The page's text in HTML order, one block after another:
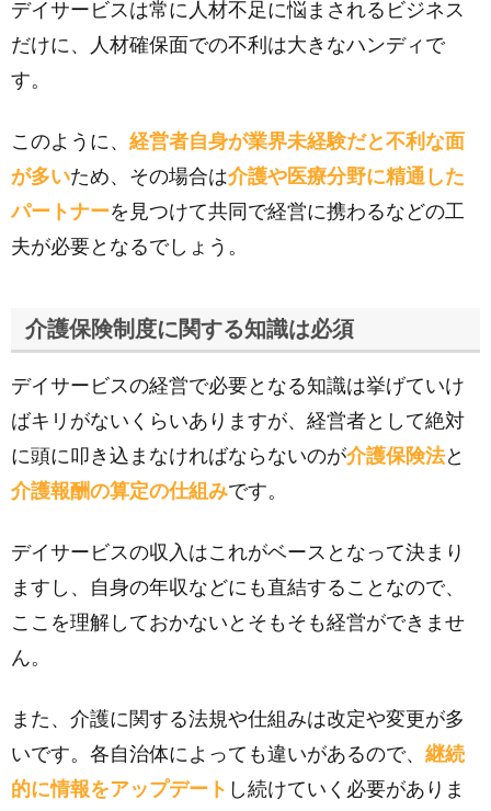
デイサービスは常に人材不足に悩まされるビジネス
だけに、人材確保面での不利は大きなハンディで
す。
このように、 経営者自身が業界未経験だと不利な面
が多いため、その場合は介護や医療分野に精通した
パートナーを見つけて共同で経営に携わるなどの工
夫が必要となるでしょう。
介護保険制度に関する知識は必須
デイサービスの経営で必要となる知識は挙げていけ
ばキリがないくらいありますが、経営者として絶対
に頭に叩き込まなければならないのが介護保険法と
介護報酬の算定の仕組みです。
デイサービスの収入はこれがベースとなって決まり
ますし、自身の年収などにも直結することなので、
ここを理解しておかないとそもそも経営ができませ
ん。
また、介護に関する法規や仕組みは改定や変更が多
いです。各自治体によっても違いがあるので、 継続
的に情報をアップデート し続けていく必要がありま